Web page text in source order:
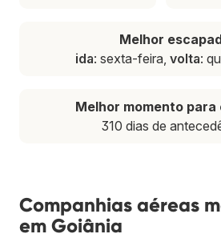
Melhor
ida: sexta-feira, volta:
Melhor momento para
310 dias de
Companhias aéreas
em Goiânia